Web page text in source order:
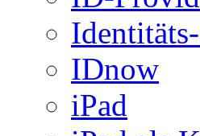
IDnow
iPad